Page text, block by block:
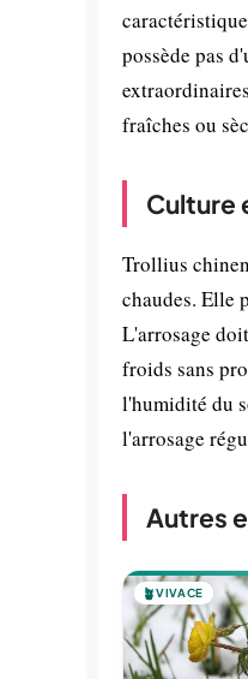
possède pas
fraîches ou
Culture
Trollius
chaudes. Elle
L'arrosage
froids sans
l'humidité du
l'arrosage
Autres
🪴VIVACE